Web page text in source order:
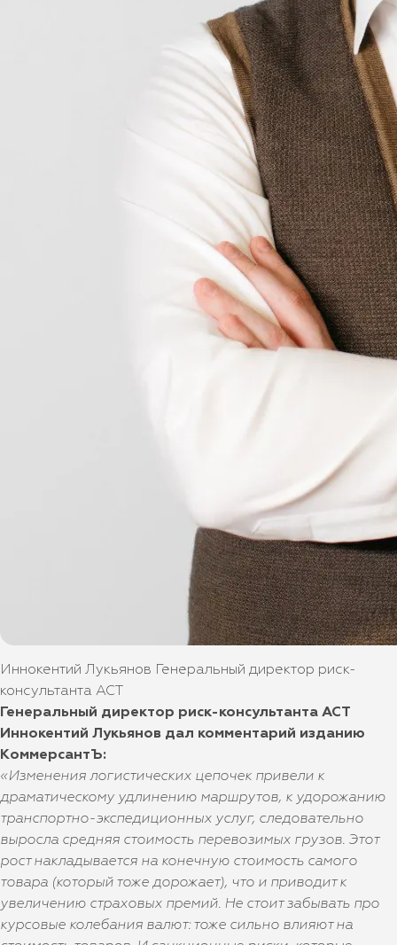
Иннокентий Лукьянов Генеральный директор риск-
консультанта АСТ
Генеральный директор риск-консультанта АСТ
Иннокентий Лукьянов дал комментарий изданию
КоммерсантЪ:
«Изменения логистических цепочек привели к
драматическому удлинению маршрутов, к удорожанию
транспортно-экспедиционных услуг, следовательно
выросла средняя стоимость перевозимых грузов. Этот
рост накладывается на конечную стоимость самого
товара (который тоже дорожает), что и приводит к
увеличению страховых премий. Не стоит забывать про
курсовые колебания валют: тоже сильно влияют на